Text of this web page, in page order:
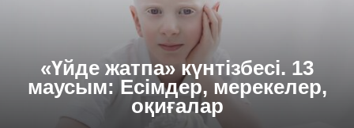
«Үйде жатпа» күнтізбесі. 13
маусым: Есімдер, мерекелер,
оқиғалар